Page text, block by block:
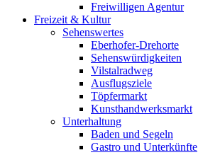
Freiwilligen Agentur
Freizeit & Kultur
Sehenswertes
Eberhofer-Drehorte
Sehenswürdigkeiten
Vilstalradweg
Ausflugsziele
Töpfermarkt
Kunsthandwerksmarkt
Unterhaltung
Baden und Segeln
Gastro und Unterkünfte